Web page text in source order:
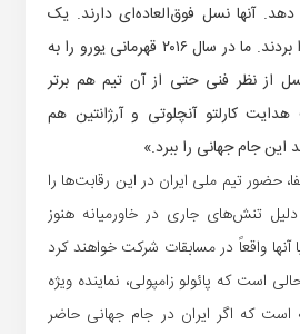
آنها نسل فوق‌العاده‌ای دارند. یک
سال پیش لیگ ملت‌ها را بردند. ما در سال ۲۰۱۶ قهرمانی یورو را به
از نظر فنی حتی از آن تیم هم برتر
کارلتو آنچلوتی و آرژانتین هم
این جام جهانی را ببرد.»
حضور تیم ملی ایران در این رقابت‌ها را
تنش‌های جاری در خاورمیانه هنوز
آنها واقعاً در مسابقات شرکت خواهند کرد
است که پائولو زامپولی، نماینده ویژه
است که اگر ایران در جام جهانی حاضر